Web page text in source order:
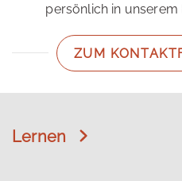
persönlich in
ZUM
Lernen